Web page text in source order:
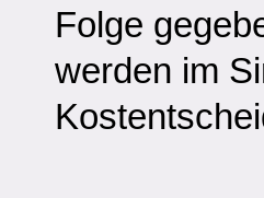
Folge
werden im